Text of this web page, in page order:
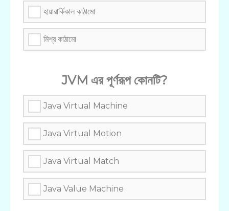
হায়ারার্কিকাল কাঠামো
মিশ্র কাঠামো
JVM এর পূর্ণরূপ কোনটি?
Java Virtual Machine
Java Virtual Motion
Java Virtual Match
Java Value Machine